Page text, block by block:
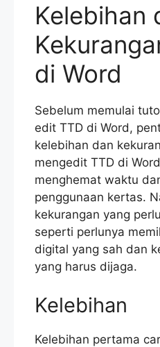
Kelebihan
di Word
Sebelum memulai
edit TTD di Word,
kelebihan dan
mengedit TTD di
menghemat waktu
penggunaan kertas.
kekurangan yang
seperti perlunya
digital yang sah dan
yang harus dijaga.
Kelebihan
Kelebihan pertama